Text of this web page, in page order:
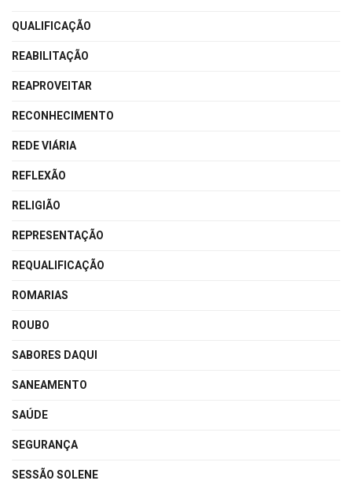
QUALIFICAÇÃO
REABILITAÇÃO
REAPROVEITAR
RECONHECIMENTO
REDE VIÁRIA
REFLEXÃO
RELIGIÃO
REPRESENTAÇÃO
REQUALIFICAÇÃO
ROMARIAS
ROUBO
SABORES DAQUI
SANEAMENTO
SAÚDE
SEGURANÇA
SESSÃO SOLENE